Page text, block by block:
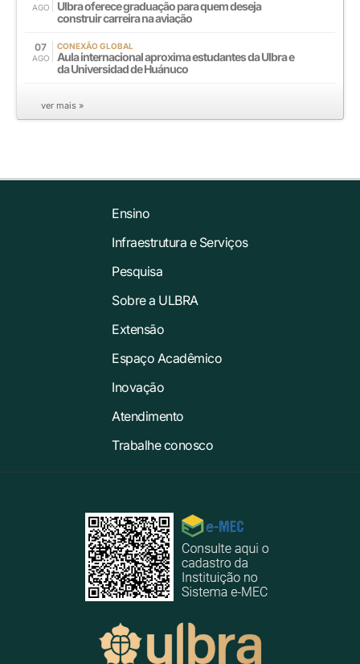
AGO
Ulbra oferece graduação para quem deseja
construir carreira na aviação
07
AGO
CONEXÃO GLOBAL
Aula internacional aproxima estudantes da Ulbra e
da Universidad de Huánuco
ver mais »
Ensino
Infraestrutura e Serviços
Pesquisa
Sobre a ULBRA
Extensão
Espaço Acadêmico
Inovação
Atendimento
Trabalhe conosco